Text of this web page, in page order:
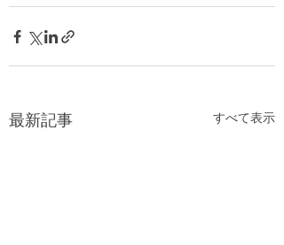
最新記事 すべて表示